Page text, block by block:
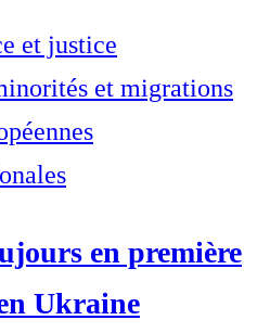
et justice
et migrations
en première
Ukraine